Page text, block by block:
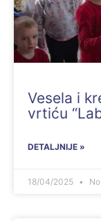
Vesela i
vrtiću
DETALJNIJE »
18/04/2025